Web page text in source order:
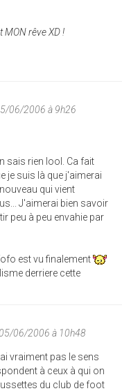
MON rêve XD !
06/2006 à 9h26
sais rien lool. Ca fait
je suis là que j'aimerai
qui vient
J'aimerai bien savoir
peu à peu envahie par
est vu finalement
derriere cette
06/2006 à 10h48
vraiment pas le sens
à ceux à qui on
du club de foot